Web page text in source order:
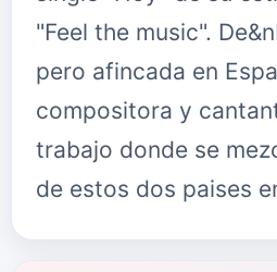
"Feel the music".
pero afincada en
compositora y
trabajo donde se
de estos dos paises